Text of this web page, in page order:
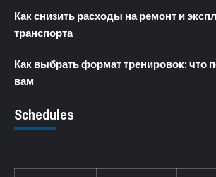
Как снизить расходы на ремонт и
транспорта
Как выбрать формат тренировок: что
вам
Schedules